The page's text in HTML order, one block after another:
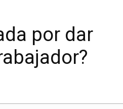
por dar